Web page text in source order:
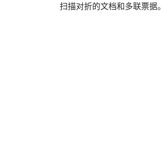
扫描对折的文档和多联票据。